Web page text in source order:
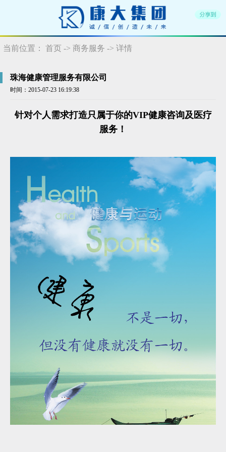
当前位置： 首页 -> 商务服务 -> 详情
珠海健康管理服务有限公司
时间：2015-07-23 16:19:38
针对个人需求打造只属于你的VIP健康咨询及医疗
服务！